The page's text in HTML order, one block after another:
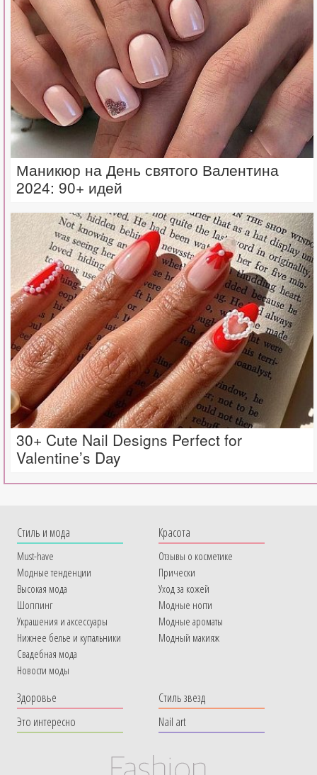
Маникюр на День святого Валентина
2024: 90+ идей
30+ Cute Nail Designs Perfect for
Valentine’s Day
Cтиль и мода
Must-have
Модные тенденции
Высокая мода
Шоппинг
Украшения и аксессуары
Нижнее белье и купальники
Свадебная мода
Новости моды
Красота
Отзывы о косметике
Прически
Уход за кожей
Модные ногти
Модные ароматы
Модный макияж
Здоровье
Это интересно
Стиль звезд
Nail art